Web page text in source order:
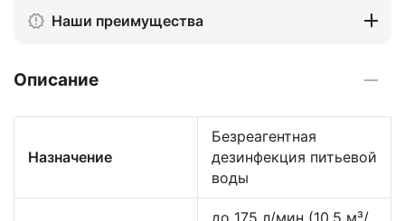
Наши преимущества
Описание
Назначение
Безреагентная
дезинфекция питьевой
воды
до 175 л/мин (10.5 м³/